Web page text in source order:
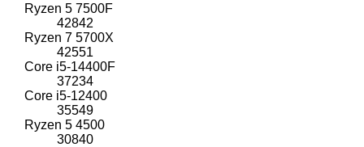
Ryzen 5 7500F
42842
Ryzen 7 5700X
42551
Core i5-14400F
37234
Core i5-12400
35549
Ryzen 5 4500
30840